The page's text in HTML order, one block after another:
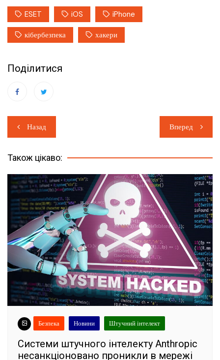
ESET iOS iPhone
кібербезпека хакери
Поділитися
Навігація
записів
Назад Вперед
Також цікаво:
Безпека Новини Штучний інтелект
Системи штучного інтелекту Anthropic
несанкціоновано проникли в мережі